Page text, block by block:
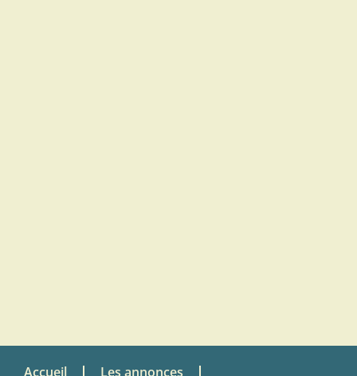
Accueil Les annonces